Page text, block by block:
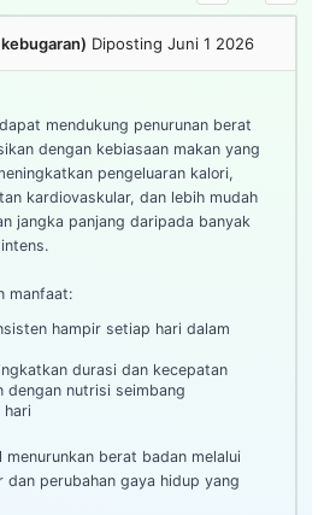
Diposting Juni 1 2026
mendukung penurunan berat
dengan kebiasaan makan yang
pengeluaran kalori,
kardiovaskular, dan lebih mudah
jangka panjang daripada banyak
manfaat:
hampir setiap hari dalam
durasi dan kecepatan
dengan nutrisi seimbang
menurunkan berat badan melalui
perubahan gaya hidup yang